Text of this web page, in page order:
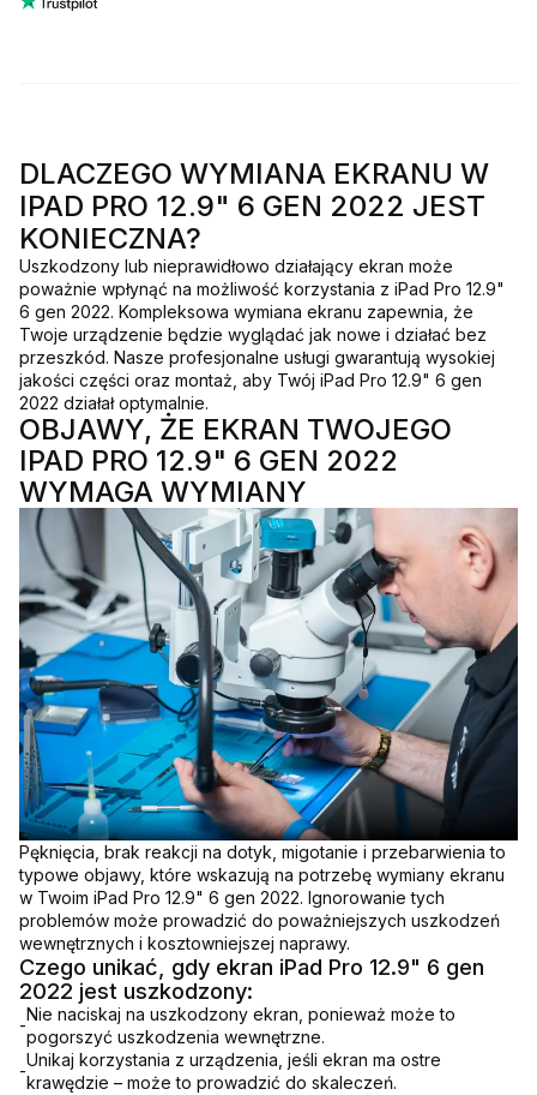
DLACZEGO WYMIANA EKRANU W
IPAD PRO 12.9" 6 GEN 2022 JEST
KONIECZNA?
Uszkodzony lub nieprawidłowo działający ekran może
poważnie wpłynąć na możliwość korzystania z iPad Pro 12.9"
6 gen 2022. Kompleksowa wymiana ekranu zapewnia, że
Twoje urządzenie będzie wyglądać jak nowe i działać bez
przeszkód. Nasze profesjonalne usługi gwarantują wysokiej
jakości części oraz montaż, aby Twój iPad Pro 12.9" 6 gen
2022 działał optymalnie.
OBJAWY, ŻE EKRAN TWOJEGO
IPAD PRO 12.9" 6 GEN 2022
WYMAGA WYMIANY
Pęknięcia, brak reakcji na dotyk, migotanie i przebarwienia to
typowe objawy, które wskazują na potrzebę wymiany ekranu
w Twoim iPad Pro 12.9" 6 gen 2022. Ignorowanie tych
problemów może prowadzić do poważniejszych uszkodzeń
wewnętrznych i kosztowniejszej naprawy.
Czego unikać, gdy ekran iPad Pro 12.9" 6 gen
2022 jest uszkodzony:
-
Nie naciskaj na uszkodzony ekran, ponieważ może to
pogorszyć uszkodzenia wewnętrzne.
-
Unikaj korzystania z urządzenia, jeśli ekran ma ostre
krawędzie – może to prowadzić do skaleczeń.